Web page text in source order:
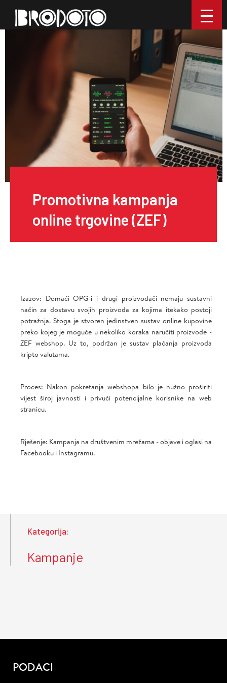
Promotivna kampanja
online trgovine (ZEF)
Izazov: Domaći OPG-i i drugi proizvođači nemaju sustavni
način za dostavu svojih proizvoda za kojima itekako postoji
potražnja. Stoga je stvoren jedinstven sustav online kupovine
preko kojeg je moguće u nekoliko koraka naručiti proizvode -
ZEF webshop. Uz to, podržan je sustav plaćanja proizvoda
kripto valutama.
Proces: Nakon pokretanja webshopa bilo je nužno proširiti
vijest široj javnosti i privući potencijalne korisnike na web
stranicu.
Rješenje: Kampanja na društvenim mrežama - objave i oglasi na
Facebooku i Instagramu.
Kategorija:
Kampanje
PODACI